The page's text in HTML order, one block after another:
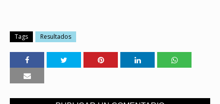
Tags Resultados